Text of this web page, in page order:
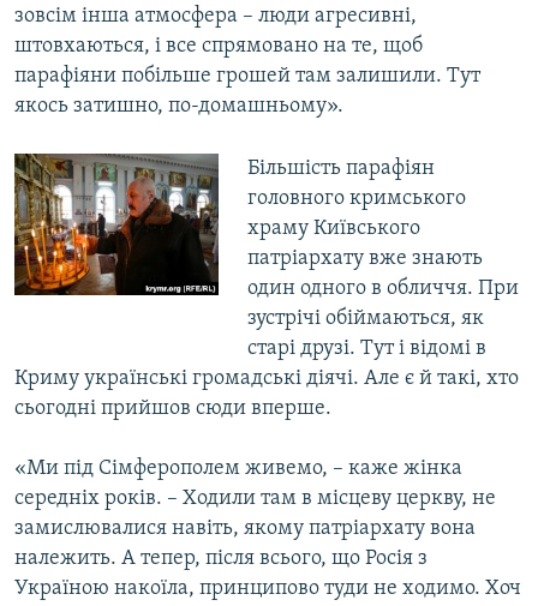
зовсім інша атмосфера – люди агресивні,
штовхаються, і все спрямовано на те, щоб
парафіяни побільше грошей там залишили. Тут
якось затишно, по-домашньому».
Більшість парафіян
головного кримського
храму Київського
патріархату вже знають
один одного в обличчя. При
зустрічі обіймаються, як
старі друзі. Тут і відомі в
Криму українські громадські діячі. Але є й такі, хто
сьогодні прийшов сюди вперше.
«Ми під Сімферополем живемо, – каже жінка
середніх років. – Ходили там в місцеву церкву, не
замислювалися навіть, якому патріархату вона
належить. А тепер, після всього, що Росія з
Україною накоїла, принципово туди не ходимо. Хоч